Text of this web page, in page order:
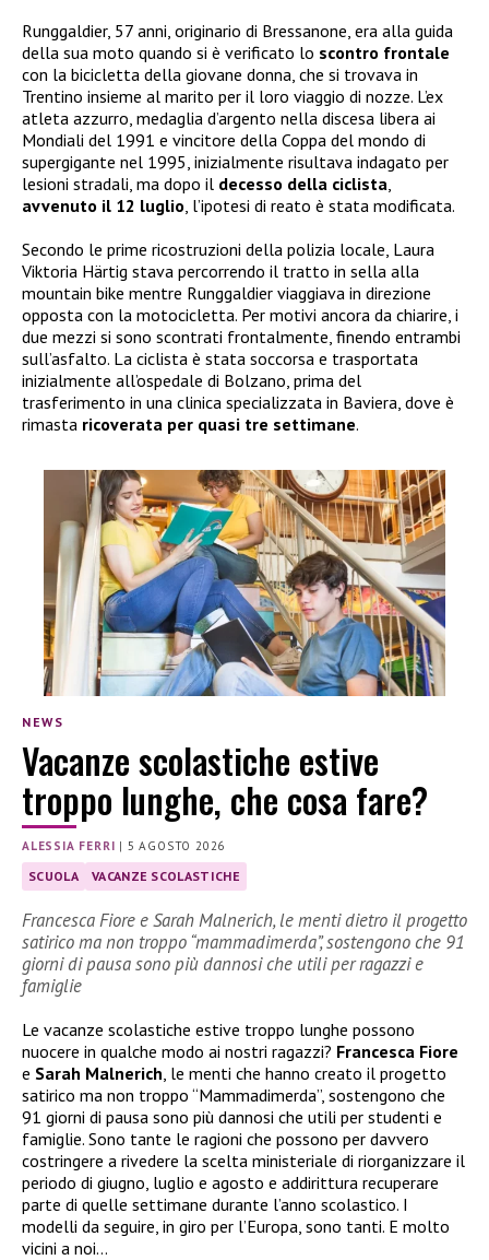
Runggaldier, 57 anni, originario di Bressanone, era alla guida
della sua moto quando si è verificato lo scontro frontale
con la bicicletta della giovane donna, che si trovava in
Trentino insieme al marito per il loro viaggio di nozze. L’ex
atleta azzurro, medaglia d’argento nella discesa libera ai
Mondiali del 1991 e vincitore della Coppa del mondo di
supergigante nel 1995, inizialmente risultava indagato per
lesioni stradali, ma dopo il decesso della ciclista,
avvenuto il 12 luglio, l’ipotesi di reato è stata modificata.
Secondo le prime ricostruzioni della polizia locale, Laura
Viktoria Härtig stava percorrendo il tratto in sella alla
mountain bike mentre Runggaldier viaggiava in direzione
opposta con la motocicletta. Per motivi ancora da chiarire, i
due mezzi si sono scontrati frontalmente, finendo entrambi
sull’asfalto. La ciclista è stata soccorsa e trasportata
inizialmente all’ospedale di Bolzano, prima del
trasferimento in una clinica specializzata in Baviera, dove è
rimasta ricoverata per quasi tre settimane.
NEWS
Vacanze scolastiche estive
troppo lunghe, che cosa fare?
ALESSIA FERRI | 5 AGOSTO 2026
SCUOLA VACANZE SCOLASTICHE
Francesca Fiore e Sarah Malnerich, le menti dietro il progetto
satirico ma non troppo “mammadimerda”, sostengono che 91
giorni di pausa sono più dannosi che utili per ragazzi e
famiglie
Le vacanze scolastiche estive troppo lunghe possono
nuocere in qualche modo ai nostri ragazzi? Francesca Fiore
e Sarah Malnerich , le menti che hanno creato il progetto
satirico ma non troppo “Mammadimerda”, sostengono che
91 giorni di pausa sono più dannosi che utili per studenti e
famiglie. Sono tante le ragioni che possono per davvero
costringere a rivedere la scelta ministeriale di riorganizzare il
periodo di giugno, luglio e agosto e addirittura recuperare
parte di quelle settimane durante l’anno scolastico. I
modelli da seguire, in giro per l’Europa, sono tanti. E molto
vicini a noi…